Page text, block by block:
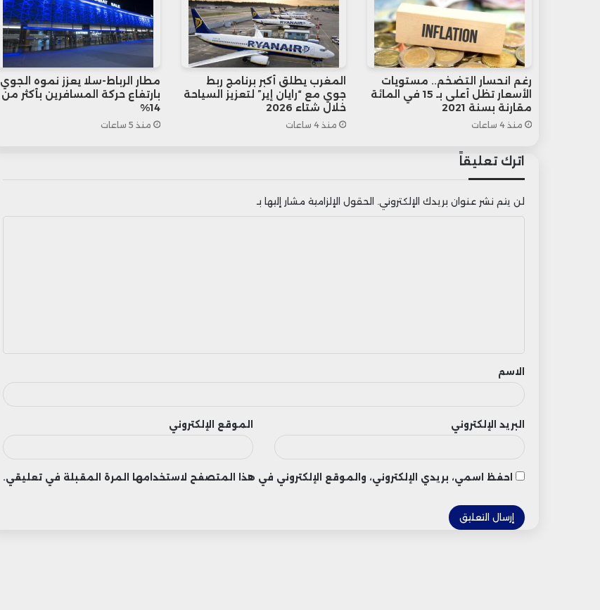
رغم انحسار التضخم.. مستويات
الأسعار تظل أعلى بـ 15 في المائة
مقارنة بسنة 2021
منذ 4 ساعات
المغرب يطلق أكبر برنامج ربط
جوي مع “رايان إير” لتعزيز السياحة
خلال شتاء 2026
منذ 4 ساعات
مطار الرباط-سلا يعزز نموه الجوي
بارتفاع حركة المسافرين بأكثر من
14%
منذ 5 ساعات
اترك تعليقاً
لن يتم نشر عنوان بريدك الإلكتروني. الحقول الإلزامية مشار إليها بـ
ق
الاسم
البريد الإلكتروني الموقع الإلكتروني
احفظ اسمي، بريدي الإلكتروني، والموقع الإلكتروني في هذا المتصفح لاستخدامها المرة المقبلة في تعليقي.